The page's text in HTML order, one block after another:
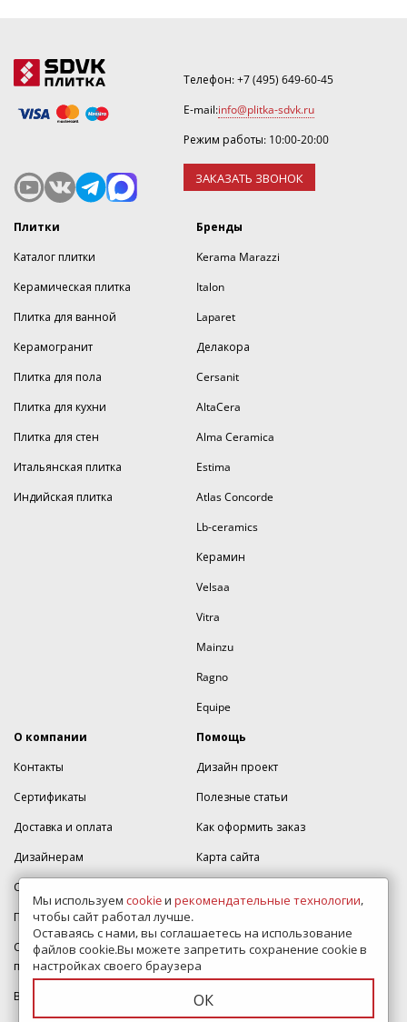
Телефон:+7 (495) 649-60-45
E-mail:info@plitka-sdvk.ru
Режим работы: 10:00-20:00
ЗАКАЗАТЬ ЗВОНОК
Плитки
Каталог плитки
Керамическая плитка
Плитка для ванной
Керамогранит
Плитка для пола
Плитка для кухни
Плитка для стен
Итальянская плитка
Индийская плитка
Бренды
Kerama Marazzi
Italon
Laparet
Делакора
Cersanit
AltaCera
Alma Ceramica
Estima
Atlas Concorde
Lb-ceramics
Керамин
Velsaa
Vitra
Mainzu
Ragno
Equipe
О компании
Контакты
Сертификаты
Доставка и оплата
Дизайнерам
Скидки
Политика конфиденциальности
Согласие на обработку
персональных данных
Вакансии
Помощь
Дизайн проект
Полезные статьи
Как оформить заказ
Карта сайта
ВидеоОбзоры коллекций
Представлены в шоуруме
Мы используем cookieи рекомендательные технологии,
чтобы сайт работал лучше.
Оставаясь с нами, вы соглашаетесь на использование
файлов cookie.Вы можете запретить сохранение cookie в
настройках своего браузера
ОК